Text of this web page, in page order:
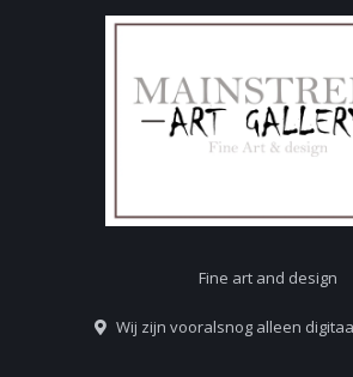
Fine art and design
Wij zijn vooralsnog alleen